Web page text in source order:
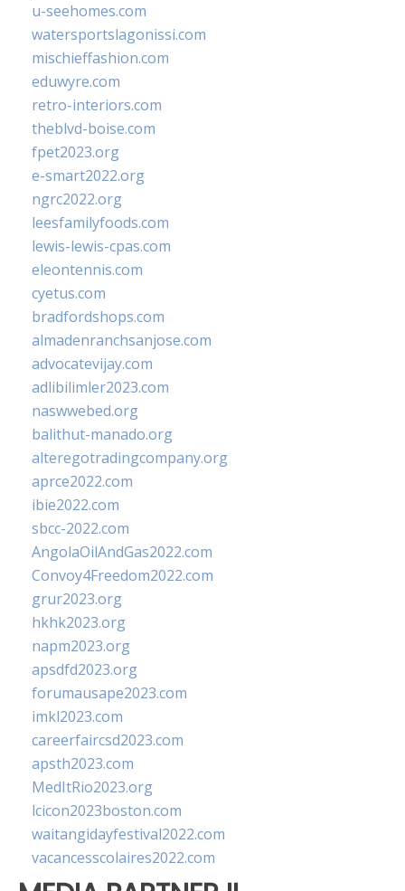
u-seehomes.com
watersportslagonissi.com
mischieffashion.com
eduwyre.com
retro-interiors.com
theblvd-boise.com
fpet2023.org
e-smart2022.org
ngrc2022.org
leesfamilyfoods.com
lewis-lewis-cpas.com
eleontennis.com
cyetus.com
bradfordshops.com
almadenranchsanjose.com
advocatevijay.com
adlibilimler2023.com
naswwebed.org
balithut-manado.org
alteregotradingcompany.org
aprce2022.com
ibie2022.com
sbcc-2022.com
AngolaOilAndGas2022.com
Convoy4Freedom2022.com
grur2023.org
hkhk2023.org
napm2023.org
apsdfd2023.org
forumausape2023.com
imkl2023.com
careerfaircsd2023.com
apsth2023.com
MedItRio2023.org
lcicon2023boston.com
waitangidayfestival2022.com
vacancesscolaires2022.com